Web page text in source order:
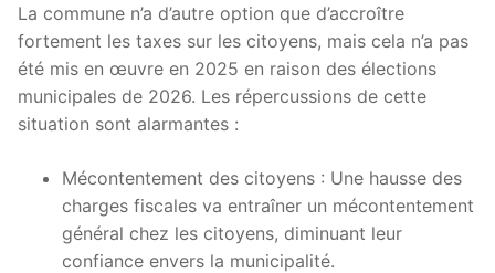
La commune n’a d’autre option que d’accroître
fortement les taxes sur les citoyens, mais cela n’a pas
été mis en œuvre en 2025 en raison des élections
municipales de 2026. Les répercussions de cette
situation sont alarmantes :
Mécontentement des citoyens : Une hausse des
charges fiscales va entraîner un mécontentement
général chez les citoyens, diminuant leur
confiance envers la municipalité.